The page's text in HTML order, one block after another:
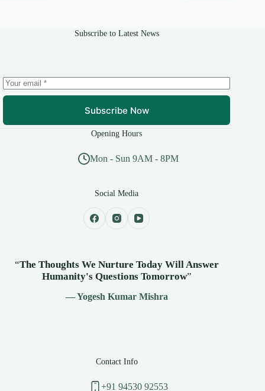
Subscribe to Latest News
Subscribe Now
Opening Hours
Mon - Sun 9AM - 8PM
Social Media
“The Thoughts We Nurture Today Will Answer
Humanity's Questions Tomorrow”
— Yogesh Kumar Mishra
Contact Info
+91 94530 92553